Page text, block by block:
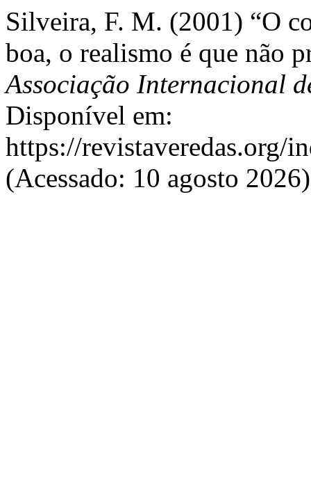
Silveira, F. M. (2001) “O
boa, o realismo é que não
Associação Internacional
Disponível em:
https://revistaveredas.org/
(Acessado: 10 agosto